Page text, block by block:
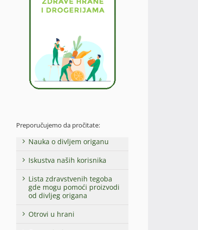
Preporučujemo da pročitate:
Nauka o divljem origanu
Iskustva naših korisnika
Lista zdravstvenih tegoba
gde mogu pomoći proizvodi
od divljeg origana
Otrovi u hrani